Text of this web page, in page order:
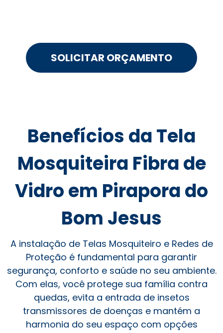
SOLICITAR ORÇAMENTO
Benefícios da Tela
Mosquiteira Fibra de
Vidro em Pirapora do
Bom Jesus
A instalação de Telas Mosquiteiro e Redes de
Proteção é fundamental para garantir
segurança, conforto e saúde no seu ambiente.
Com elas, você protege sua família contra
quedas, evita a entrada de insetos
transmissores de doenças e mantém a
harmonia do seu espaço com opções